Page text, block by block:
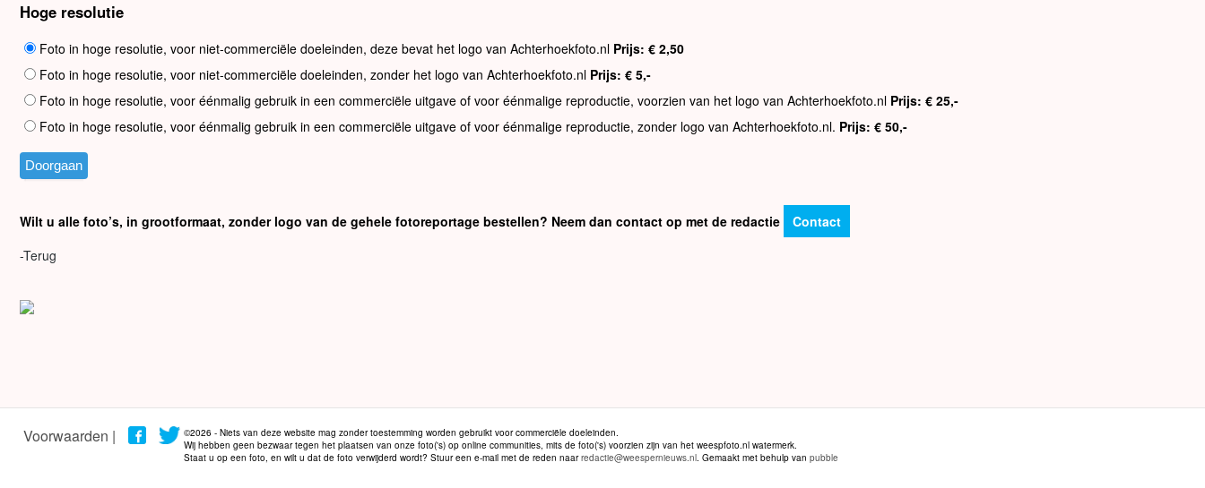
Hoge resolutie
Foto in hoge resolutie, voor niet-commerciële doeleinden, deze bevat het logo van Achterhoekfoto.nl Prijs: € 2,50
Foto in hoge resolutie, voor niet-commerciële doeleinden, zonder het logo van Achterhoekfoto.nl Prijs: € 5,-
Foto in hoge resolutie, voor éénmalig gebruik in een commerciële uitgave of voor éénmalige reproductie, voorzien van het logo van Achterhoekfoto.nl Prijs: € 25,-
Foto in hoge resolutie, voor éénmalig gebruik in een commerciële uitgave of voor éénmalige reproductie, zonder logo van Achterhoekfoto.nl. Prijs: € 50,-
Wilt u alle foto’s, in grootformaat, zonder logo van de gehele fotoreportage bestellen? Neem dan contact op met de redactie
Contact
-Terug
Voorwaarden |
©2026 - Niets van deze website mag zonder toestemming worden gebruikt voor commerciële doeleinden.
Wij hebben geen bezwaar tegen het plaatsen van onze foto('s) op online communities, mits de foto('s) voorzien zijn van het weespfoto.nl watermerk.
Staat u op een foto, en wilt u dat de foto verwijderd wordt? Stuur een e-mail met de reden naarredactie@weespernieuws.nl. Gemaakt met behulp vanpubble